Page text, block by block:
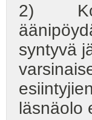
2)
syntyvä
läsnäolo